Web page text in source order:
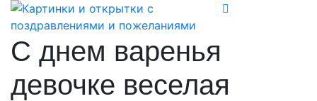
С днем варенья
девочке веселая